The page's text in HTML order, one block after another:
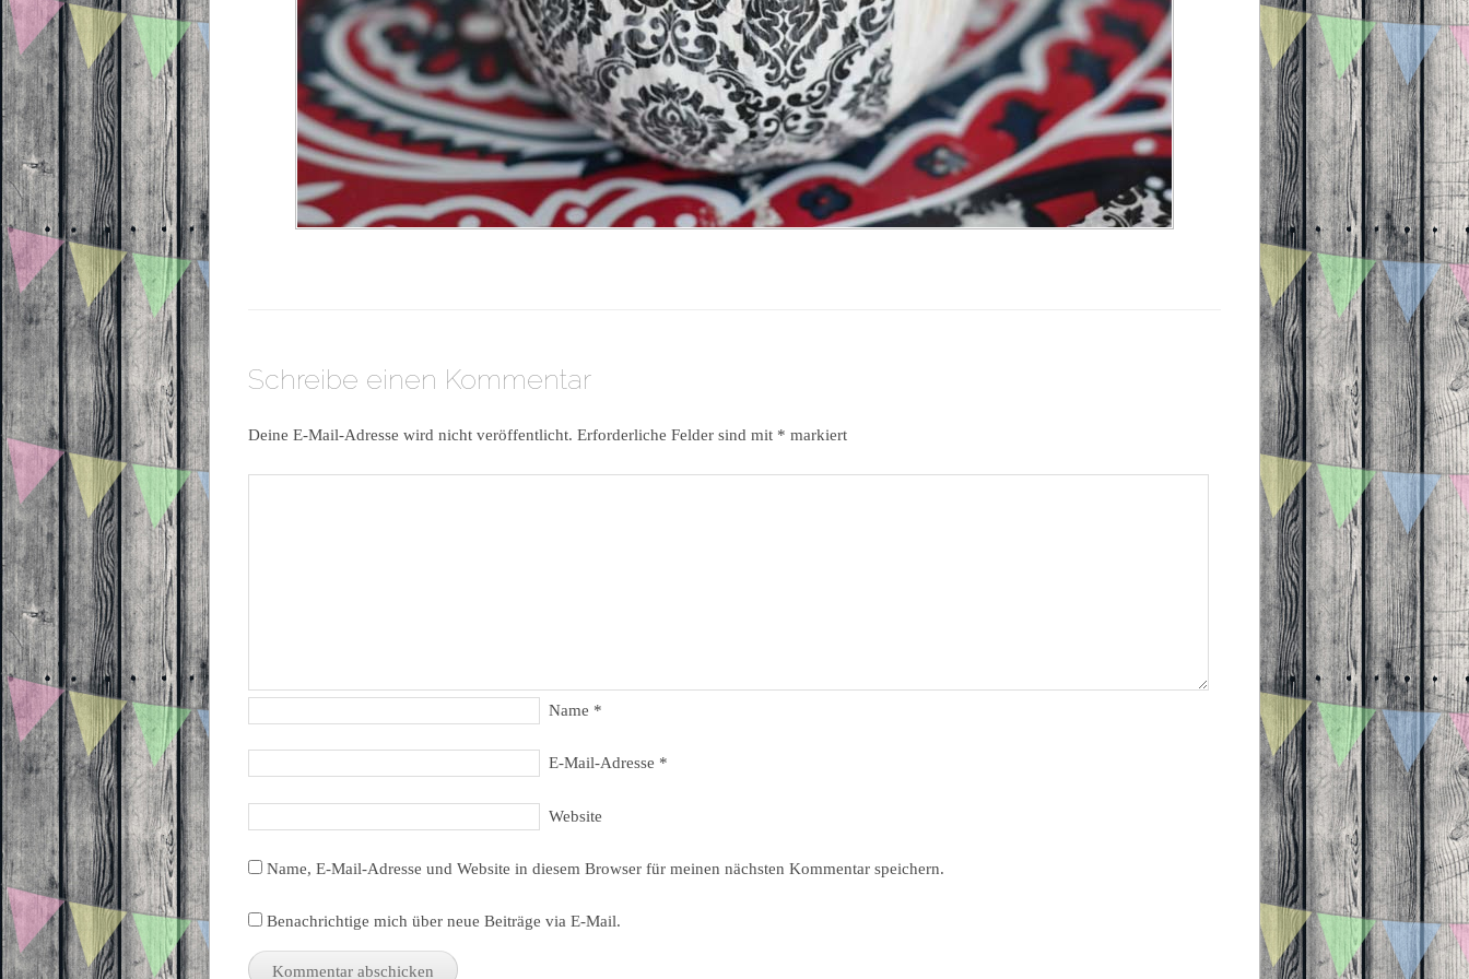
Schreibe einen Kommentar
Deine E-Mail-Adresse wird nicht veröffentlicht. Erforderliche Felder sind mit * markiert
Name *
E-Mail-Adresse *
Website
Name, E-Mail-Adresse und Website in diesem Browser für meinen nächsten Kommentar speichern.
Benachrichtige mich über neue Beiträge via E-Mail.